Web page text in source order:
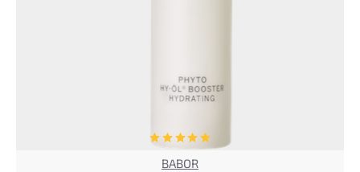
BABOR